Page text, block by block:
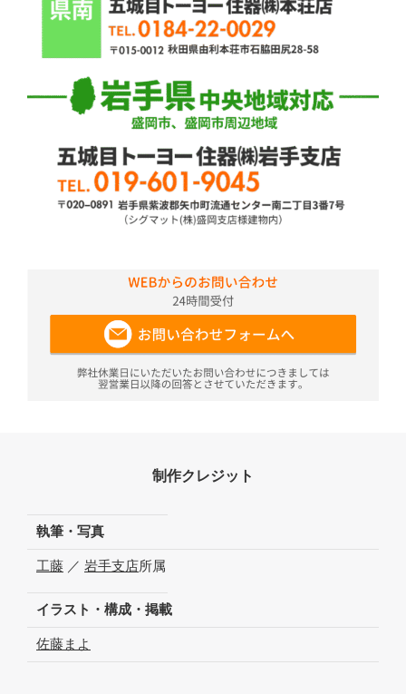
制作クレジット
執筆・写真
工藤 ／ 岩手支店所属
イラスト・構成・掲載
佐藤まよ